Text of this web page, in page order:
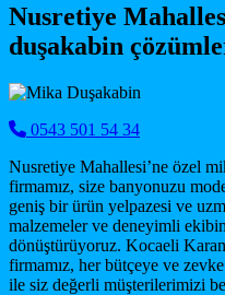
Nusretiye
duşakabin
0543 501 54 34
Nusretiye Mahallesi’ne özel
firmamız, size banyonuzu
geniş bir ürün yelpazesi ve
malzemeler ve deneyimli
dönüştürüyoruz. Kocaeli
firmamız, her bütçeye ve
ile siz değerli müşterilerimizi